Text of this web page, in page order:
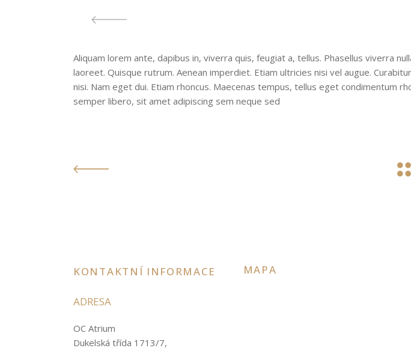
Aliquam lorem ante, dapibus in, viverra quis, feugiat a, tellus. Phasellus viverra
laoreet. Quisque rutrum. Aenean imperdiet. Etiam ultricies nisi vel augue.
nisi. Nam eget dui. Etiam rhoncus. Maecenas tempus, tellus eget condimentum
semper libero, sit amet adipiscing sem neque sed
KONTAKTNÍ INFORMACE
ADRESA
OC Atrium
Dukelská třída 1713/7,
MAPA